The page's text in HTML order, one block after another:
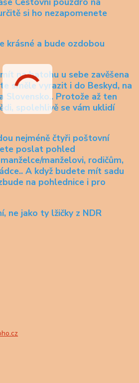
si ho nezapomenete
krásné a bude ozdobou
na batohu u sebe zavěšena
směle vyrazit i do Beskyd, na
Slovensko.. Protože až ten
spolehlivě se vám uklidí
nejméně čtyři poštovní
poslat pohled
manželovi, rodičům,
A když budete mít sadu
na pohlednice i pro
ne jako ty lžičky z NDR